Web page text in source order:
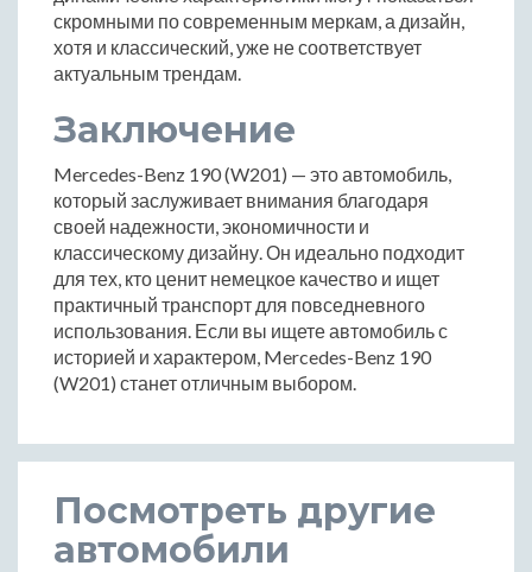
скромными по современным меркам, а дизайн,
хотя и классический, уже не соответствует
актуальным трендам.
Заключение
Mercedes-Benz 190 (W201) — это автомобиль,
который заслуживает внимания благодаря
своей надежности, экономичности и
классическому дизайну. Он идеально подходит
для тех, кто ценит немецкое качество и ищет
практичный транспорт для повседневного
использования. Если вы ищете автомобиль с
историей и характером, Mercedes-Benz 190
(W201) станет отличным выбором.
Посмотреть другие
автомобили